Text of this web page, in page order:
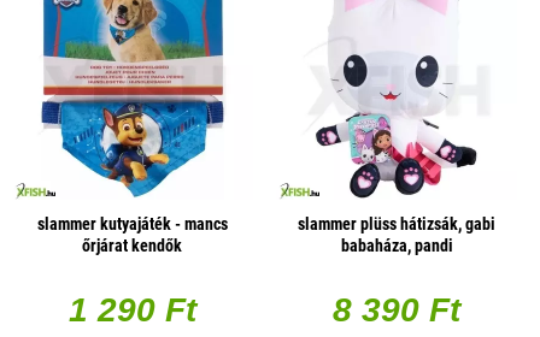
slammer kutyajáték - mancs
őrjárat kendők
1 290 Ft
slammer plüss hátizsák, gabi
babaháza, pandi
8 390 Ft